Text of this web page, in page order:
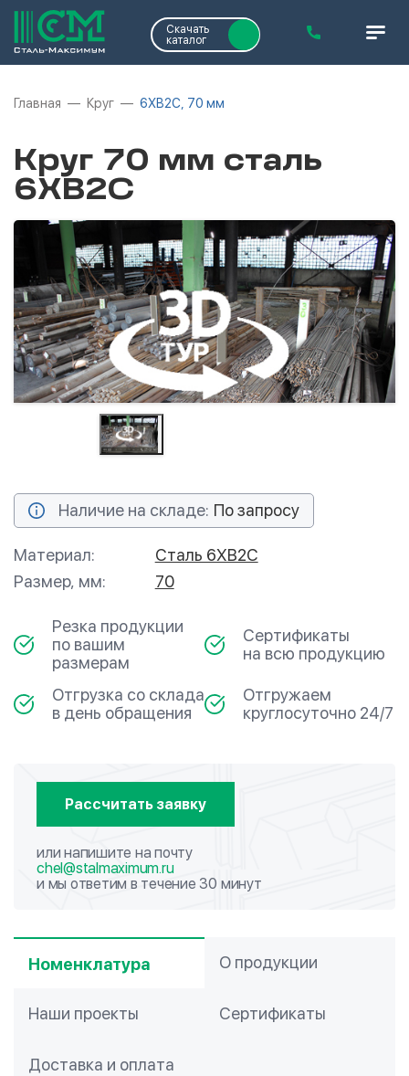
Скачать
каталог
Главная Круг 6ХВ2С, 70 мм
Круг 70 мм сталь
6ХВ2С
Наличие на складе: По запросу
Материал:
Сталь 6ХВ2С
Размер, мм:
70
Резка продукции
по вашим
размерам
Сертификаты
на всю продукцию
Отгрузка со склада
в день обращения
Отгружаем
круглосуточно 24/7
Рассчитать заявку
или напишите на почту
chel@stalmaximum.ru
и мы ответим в течение 30 минут
Номенклатура О продукции
Наши проекты Сертификаты
Доставка и оплата